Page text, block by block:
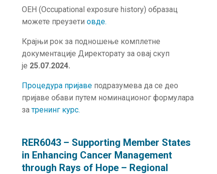
OEH (Occupational exposure history) образац
можете преузети овде.
Крајњи рок за подношење комплетне
документације Директорату за овај скуп
је 25.07.2024.
Процедура пријавеподразумева да се део
пријаве обави путем номинационог формулара
затренинг курс.
RER6043 – Supporting Member States
in Enhancing Cancer Management
through Rays of Hope – Regional